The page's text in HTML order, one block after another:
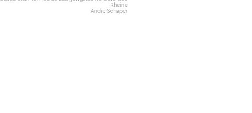
Rheine
Andre Schaper